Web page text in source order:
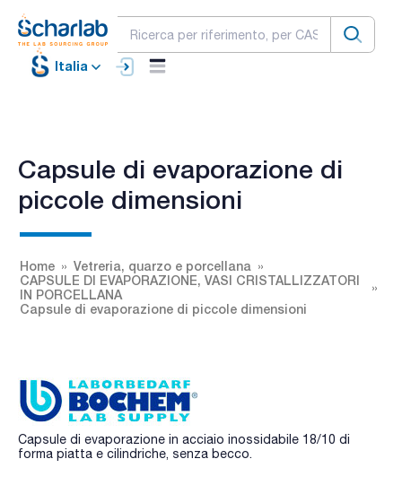
Italia
Capsule di evaporazione di
piccole dimensioni
Home
Vetreria, quarzo e porcellana
CAPSULE DI EVAPORAZIONE, VASI CRISTALLIZZATORI
IN PORCELLANA
Capsule di evaporazione di piccole dimensioni
Capsule di evaporazione in acciaio inossidabile 18/10 di
forma piatta e cilindriche, senza becco.